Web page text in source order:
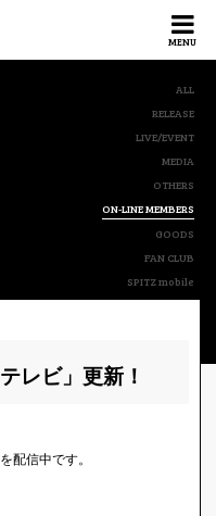
MENU
ALL
RELEASE
LIVE/EVENT
MEDIA
OTHERS
ON-LINE MEMBERS
GOODS
FAN CLUB
SPITZ mobile
レビ」更新！
配信中です。